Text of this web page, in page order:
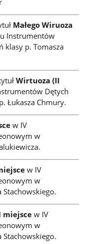
Małego Wiruoza
Instrumentów
klasy p. Tomasza
Wirtuoza (II
Dętych
Łukasza Chmury.
w IV
w
w IV
w
Stachowskiego.
miejsce w IV
w
Stachowskiego.